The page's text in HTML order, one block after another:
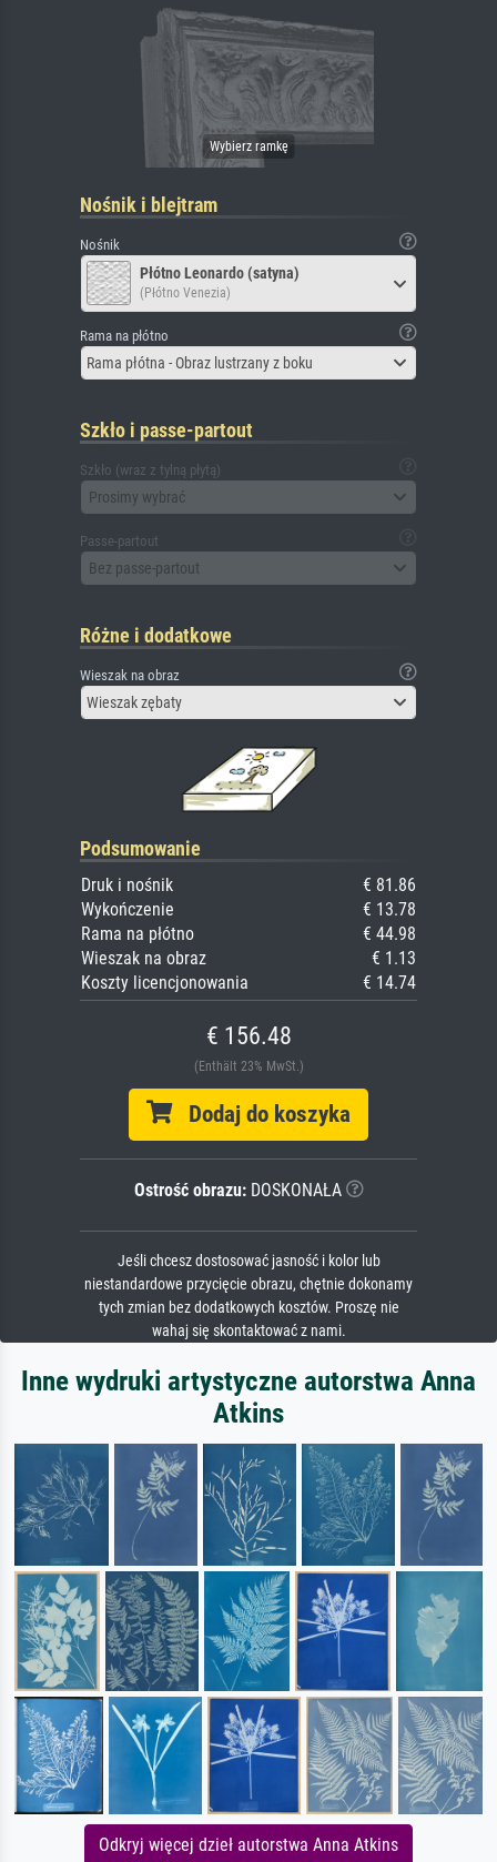
Nośnik i blejtram
Nośnik
Płótno Leonardo (satyna)
(Płótno Venezia)
Rama na płótno
Rama płótna - Obraz lustrzany z boku
Szkło i passe-partout
Szkło (wraz z tylną płytą)
Prosimy wybrać
Passe-partout
Bez passe-partout
Różne i dodatkowe
Wieszak na obraz
Wieszak zębaty
Podsumowanie
Druk i nośnik
€ 81.86
Wykończenie
€ 13.78
Rama na płótno
€ 44.98
Wieszak na obraz
€ 1.13
Koszty licencjonowania
€ 14.74
€ 156.48
(Enthält 23% MwSt.)
Dodaj do koszyka
Ostrość obrazu:DOSKONAŁA
Jeśli chcesz dostosować jasność i kolor lub
niestandardowe przycięcie obrazu, chętnie dokonamy
tych zmian bez dodatkowych kosztów. Proszę nie
wahaj się skontaktować z nami.
Inne wydruki artystyczne autorstwa Anna
Atkins
Odkryj więcej dzieł autorstwa Anna Atkins